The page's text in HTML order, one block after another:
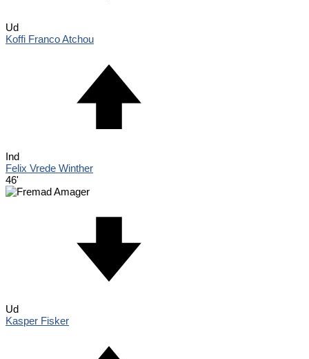
Ud
Koffi Franco Atchou
Ind
Felix Vrede Winther
46'
Ud
Kasper Fisker